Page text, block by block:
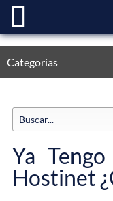
Categorías
Ya
Hostinet